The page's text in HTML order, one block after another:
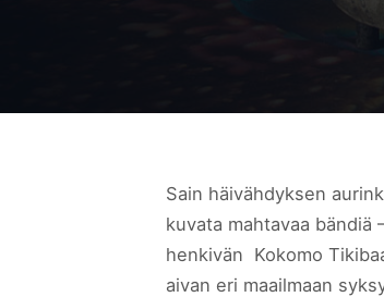
Sain häivähdyksen
kuvata mahtavaa bändiä
henkivän Kokomo
aivan eri maailmaan